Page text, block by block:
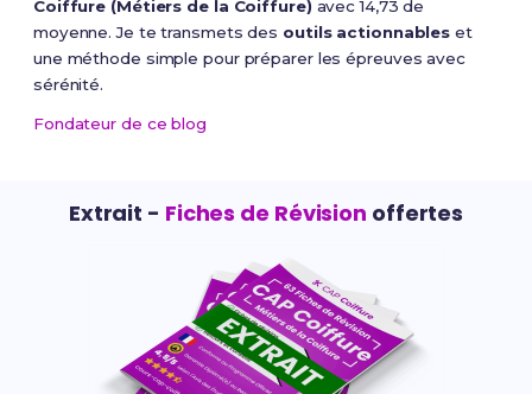
Coiffure (Métiers de la Coiffure) avec 14,73 de
moyenne. Je te transmets des outils actionnables et
une méthode simple pour préparer les épreuves avec
sérénité.
Fondateur de ce blog
Extrait - Fiches de Révision offertes